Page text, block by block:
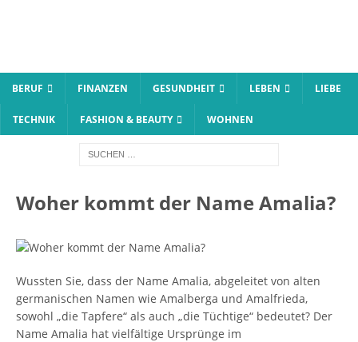
BERUF FINANZEN GESUNDHEIT LEBEN LIEBE
TECHNIK FASHION & BEAUTY WOHNEN
Woher kommt der Name Amalia?
Wussten Sie, dass der Name Amalia, abgeleitet von alten
germanischen Namen wie Amalberga und Amalfrieda,
sowohl „die Tapfere“ als auch „die Tüchtige“ bedeutet? Der
Name Amalia hat vielfältige Ursprünge im